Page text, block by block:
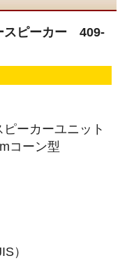
スピーカー 409-
ーカーユニット
コーン型
）